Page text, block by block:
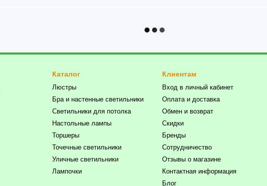
Каталог
Люстры
Бра и настенные светильники
Светильники для потолка
Настольные лампы
Торшеры
Точечные светильники
Уличные светильники
Лампочки
Клиентам
Вход в личный кабинет
Оплата и доставка
Обмен и возврат
Скидки
Бренды
Сотрудничество
Отзывы о магазине
Контактная информация
Блог